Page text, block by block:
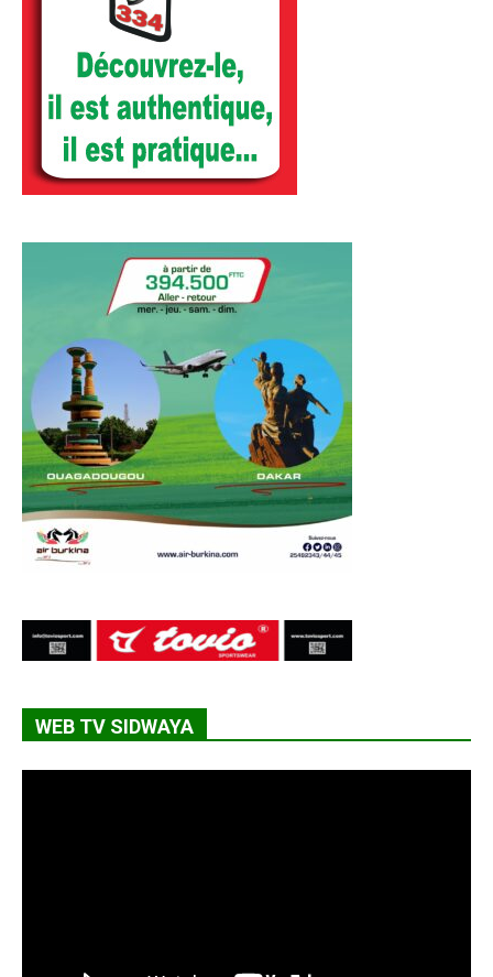
WEB TV SIDWAYA